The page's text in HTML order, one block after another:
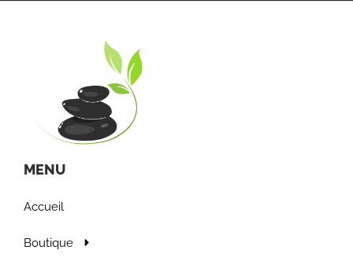
MENU
Accueil
Boutique